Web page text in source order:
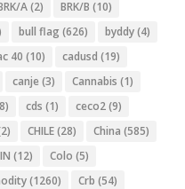
A(2) BRK/B (10)
bull flag (626) byddy(4)
40 (10) cadusd (19)
canje (3) Cannabis (1)
cds (1) ceco2(9)
CHILE(28) China (585)
(12) Colo (5)
(1260) Crb (54)